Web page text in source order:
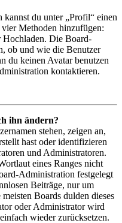
du unter „Profil“ einen
Methoden hinzufügen:
Hochladen. Die Board-
ob und wie die Benutzer
du keinen Avatar benutzen
kontaktieren.
ihn ändern?
stehen, zeigen an,
hast oder identifizieren
und Administratoren.
eines Ranges nicht
Administration festgelegt
Beiträge, nur um
Boards dulden dieses
oder Administrator wird
wieder zurücksetzen.